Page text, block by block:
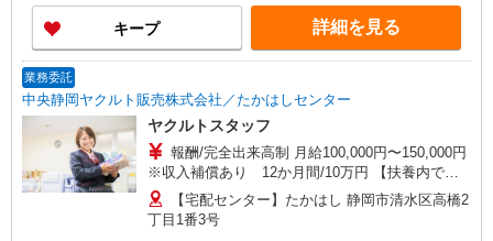
Bさん】 働き方：週5日・1日6時間勤務の場合（休
憩40分含む） 月収150,000円の収入 時給目安：
1,406円 研修制度あり 研修日数 17日 研修時の給
キープ 詳細を見る
業務委託
中央静岡ヤクルト販売株式会社／たかはしセンター
ヤクルトスタッフ
報酬/完全出来高制 月給100,000円〜150,000円
※収入補償あり 12か月間/10万円 【扶養内で働
く30代主婦 Aさん】 働き方：週5日・1日4.5時間
勤務の場合（休憩40分含む） 月収100,000円の収
入 時給目安：1,302円 【ガッツリ働く40代主婦
【宅配センター】たかはし 静岡市清水区高橋2
丁目1番3号